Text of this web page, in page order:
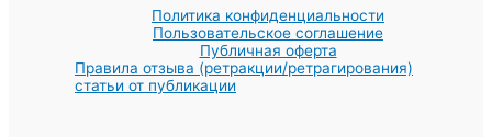
Политика конфиденциальности
Пользовательское соглашение
Публичная оферта
Правила отзыва (ретракции/ретрагирования)
статьи от публикации